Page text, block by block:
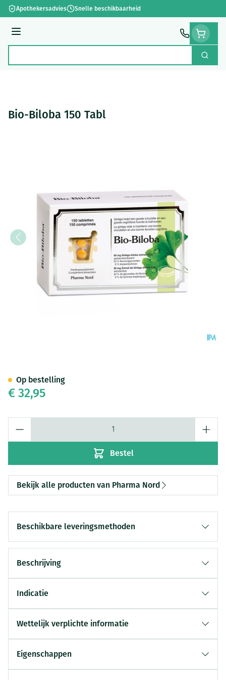
Ga naar de inhoud
Apothekersadvies Snelle beschikbaarheid
Menu
Zoek
Bio-Biloba 150 Tabl
€ 32,95
Bestel
Op bestelling
Bekijk alle producten van Pharma Nord
Beschikbare leveringsmethoden
Beschrijving
Indicatie
Wettelijk verplichte informatie
Eigenschappen